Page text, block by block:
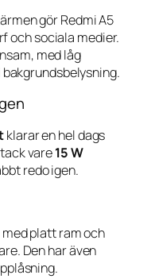
gör Redmi A5
och sociala medier.
med låg
klarar en hel dags
vare15 W
redo igen.
platt ram och
Den har även